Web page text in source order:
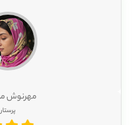
می‌کند تا حتی با وجود مشغله
دهم.
مهرنوش
پرستار